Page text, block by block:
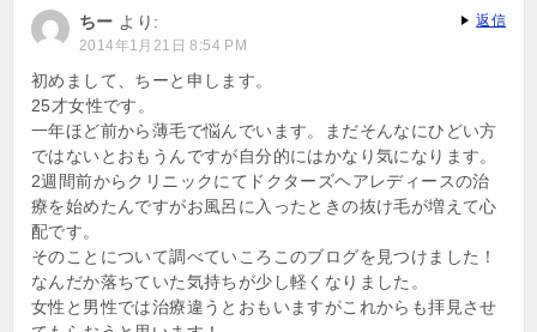
シ
ョ
ン
ちー より:
2014年1月21日 8:54 PM
初めまして、ちーと申します。
25才女性です。
一年ほど前から薄毛で悩んでいます。まだそんなにひどい方
ではないとおもうんですが自分的にはかなり気になります。
2週間前からクリニックにてドクターズヘアレディースの治
療を始めたんですがお風呂に入ったときの抜け毛が増えて心
配です。
そのことについて調べていころこのブログを見つけました！
なんだか落ちていた気持ちが少し軽くなりました。
女性と男性では治療違うとおもいますがこれからも拝見させ
返信